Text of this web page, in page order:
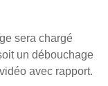
sera chargé
un débouchage
avec rapport.